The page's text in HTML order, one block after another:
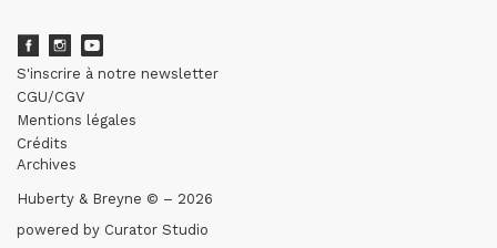
S'inscrire à notre newsletter
CGU/CGV
Mentions légales
Crédits
Archives
Huberty & Breyne © – 2026
powered by Curator Studio